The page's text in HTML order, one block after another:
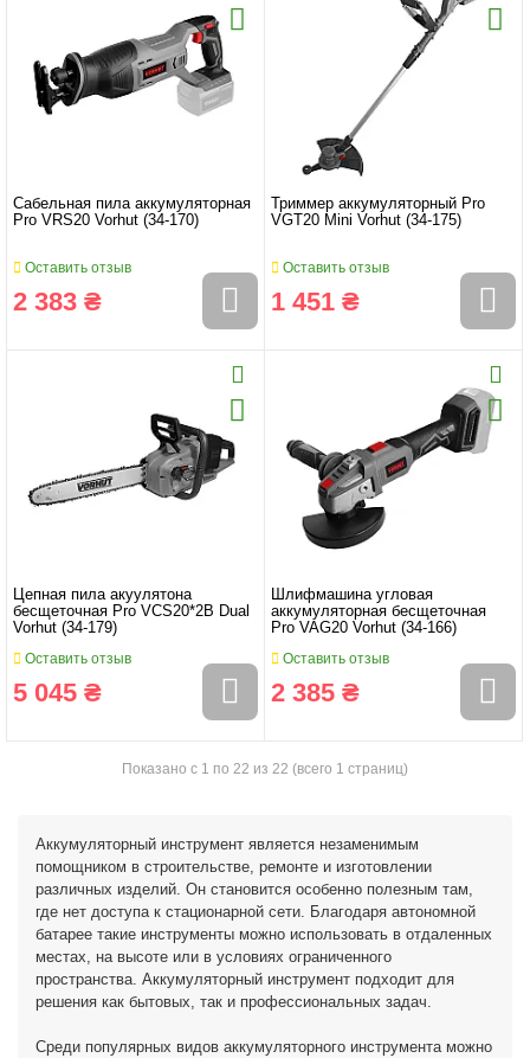
Сабельная пила аккумуляторная
Pro VRS20 Vorhut (34-170)
Оставить отзыв
2 383 ₴
Триммер аккумуляторный Pro
VGT20 Mini Vorhut (34-175)
Оставить отзыв
1 451 ₴
Цепная пила акуулятона
бесщеточная Pro VCS20*2B Dual
Vorhut (34-179)
Оставить отзыв
5 045 ₴
Шлифмашина угловая
аккумуляторная бесщеточная
Pro VAG20 Vorhut (34-166)
Оставить отзыв
2 385 ₴
Показано с 1 по 22 из 22 (всего 1 страниц)
Аккумуляторный инструмент является незаменимым
помощником в строительстве, ремонте и изготовлении
различных изделий. Он становится особенно полезным там,
где нет доступа к стационарной сети. Благодаря автономной
батарее такие инструменты можно использовать в отдаленных
местах, на высоте или в условиях ограниченного
пространства. Аккумуляторный инструмент подходит для
решения как бытовых, так и профессиональных задач.
Среди популярных видов аккумуляторного инструмента можно